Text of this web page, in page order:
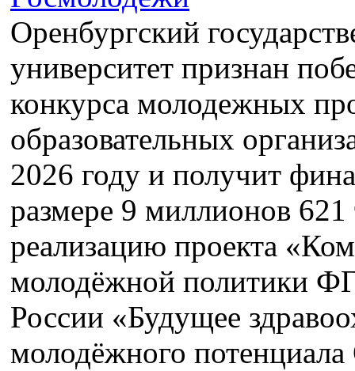
Оренбургский
университет признан
конкурса молодежных
образовательных
2026 году и получит
размере 9 миллионов
реализацию проекта
молодёжной политики
России «Будущее
молодёжного